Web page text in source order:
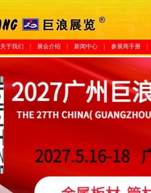
关于我们 展会介绍 新闻中心 参展商手册|